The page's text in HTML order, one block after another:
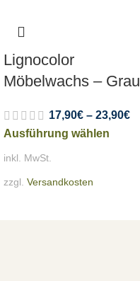
Lignocolor
Möbelwachs – Grau
17,90€ – 23,90€
Ausführung wählen
inkl. MwSt.
zzgl. Versandkosten